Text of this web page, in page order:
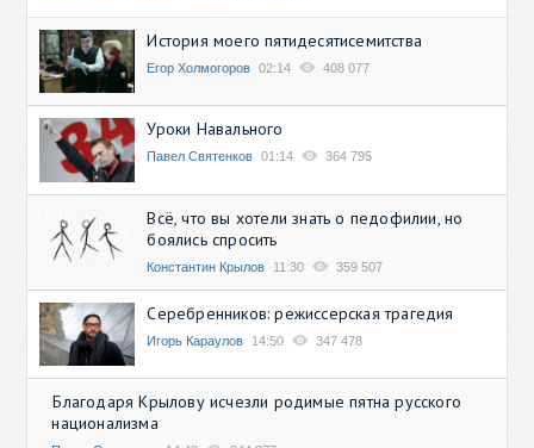
История моего пятидесятисемитства
Егор Холмогоров 02:14 408 077
Уроки Навального
Павел Святенков 01:14 364 795
Всё, что вы хотели знать о педофилии, но
боялись спросить
Константин Крылов 11:30 359 507
Серебренников: режиссерская трагедия
Игорь Караулов 14:50 347 478
Благодаря Крылову исчезли родимые пятна русского
национализма